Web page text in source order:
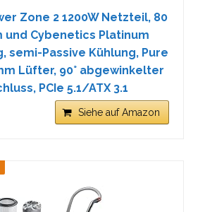
Zone 2 1200W Netzteil, 80
und Cybenetics Platinum
semi-Passive Kühlung, Pure
Lüfter, 90° abgewinkelter
PCIe 5.1/ATX 3.1
Siehe auf Amazon